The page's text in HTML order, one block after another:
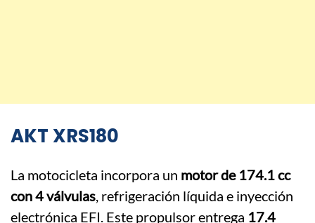
AKT XRS180
La motocicleta incorpora un motor de 174.1 cc
con 4 válvulas, refrigeración líquida e inyección
electrónica EFI. Este propulsor entrega 17.4